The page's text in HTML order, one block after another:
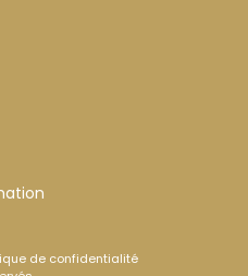
de confidentialité